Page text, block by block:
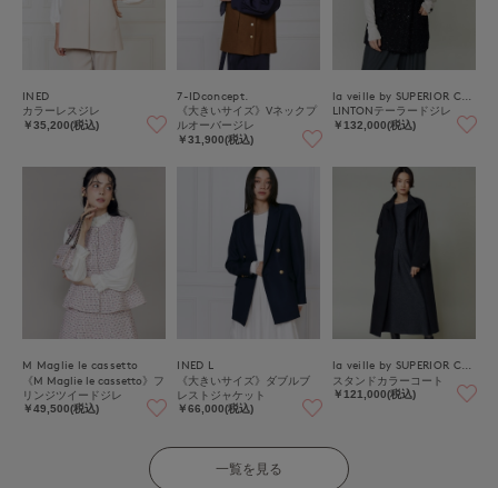
INED
カラーレスジレ
￥35,200(税込)
7-IDconcept.
《大きいサイズ》Vネックプ
ルオーバージレ
￥31,900(税込)
LINTONテーラードジレ
￥132,000(税込)
M Maglie le cassetto
《M Maglie le cassetto》フ
リンジツイードジレ
￥49,500(税込)
INED L
《大きいサイズ》ダブルブ
レストジャケット
￥66,000(税込)
スタンドカラーコート
￥121,000(税込)
一覧を見る